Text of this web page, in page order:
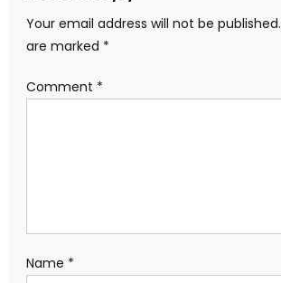
Your email address will not be published.
are marked *
Comment *
Name *